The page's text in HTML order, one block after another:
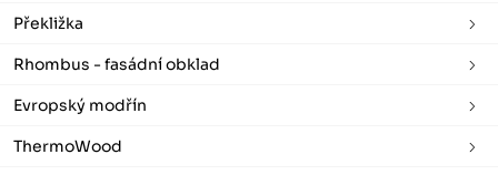
Překližka
Rhombus - fasádní obklad
Evropský modřín
ThermoWood